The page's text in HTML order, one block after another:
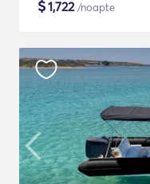
$1,722/noapte